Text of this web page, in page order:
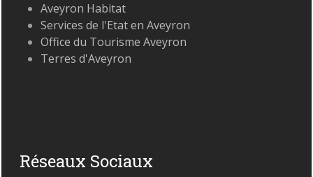
Aveyron Habitat
Services de l'Etat en Aveyron
Office du Tourisme Aveyron
Terres d'Aveyron
Réseaux Sociaux